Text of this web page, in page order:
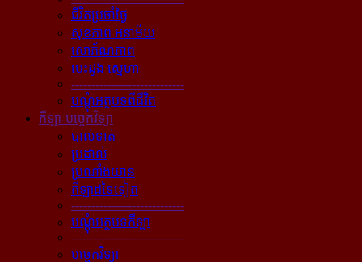
ជីវិតប្រចាំថ្ងៃ
សុខភាព អនាម័យ
សោភ័ណភាព
បេះដូង ស្នេហា
----------------------------
បណ្ដុំអត្ថបទពីជីវិត
កីឡា-បច្ចេកវិទ្យា
បាល់ទាត់
ប្រដាល់
ប្រណាំងយាន
កីឡាដទៃទៀត
----------------------------
បណ្ដុំអត្ថបទកីឡា
----------------------------
បច្ចេកវិទ្យា